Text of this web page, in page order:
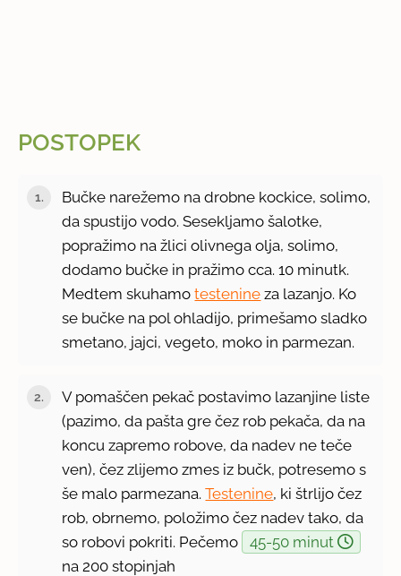
POSTOPEK
Bučke narežemo na drobne kockice, solimo,
da spustijo vodo. Sesekljamo šalotke,
popražimo na žlici olivnega olja, solimo,
dodamo bučke in pražimo cca. 10 minutk.
Medtem skuhamotestenine za lazanjo. Ko
se bučke na pol ohladijo, primešamo sladko
smetano, jajci, vegeto, moko in parmezan.
V pomaščen pekač postavimo lazanjine liste
(pazimo, da pašta gre čez rob pekača, da na
koncu zapremo robove, da nadev ne teče
ven), čez zlijemo zmes iz bučk, potresemo s
še malo parmezana.Testenine, ki štrlijo čez
rob, obrnemo, položimo čez nadev tako, da
so robovi pokriti. Pečemo
45-50 minut
na 200 stopinjah